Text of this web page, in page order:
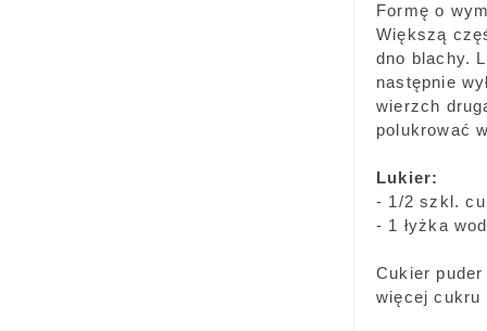
Formę o
Większą
dno blachy.
następnie
wierzch
polukrować
Lukier:
- 1/2 szkl.
- 1 łyżka
Cukier
więcej cukru